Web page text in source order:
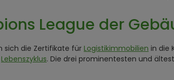
League der
sich die Zertifikate für Logistikimmobilien in die
Lebenszyklus. Die drei prominentesten und